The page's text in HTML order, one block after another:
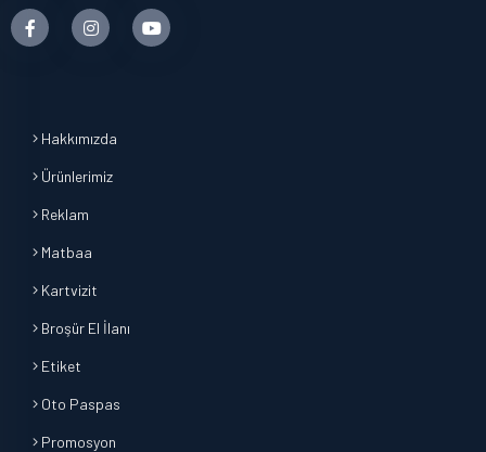
Hakkımızda
Ürünlerimiz
Reklam
Matbaa
Kartvizit
Broşür El İlanı
Etiket
Oto Paspas
Promosyon